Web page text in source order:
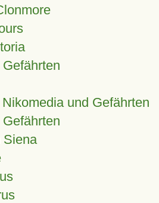
und Gefährten
Siena